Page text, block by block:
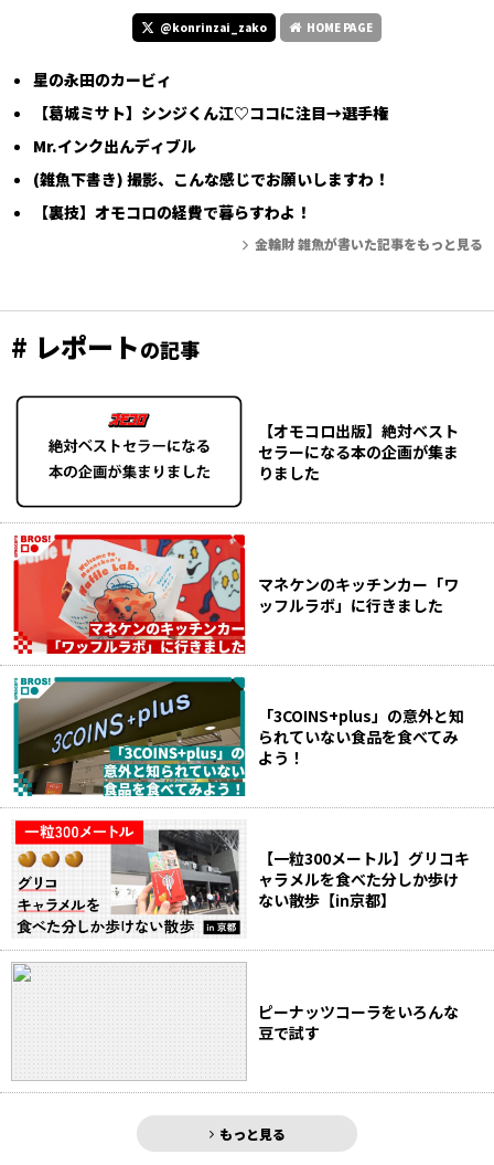
@konrinzai_zako HOME PAGE
星の永田のカービィ
【葛城ミサト】シンジくん江♡ココに注目→選手権
Mr.インク出んディブル
(雑魚下書き) 撮影、こんな感じでお願いしますわ！
【裏技】オモコロの経費で暮らすわよ！
金輪財 雑魚が書いた記事をもっと見る
# レポートの記事
【オモコロ出版】絶対ベスト
セラーになる本の企画が集ま
りました
マネケンのキッチンカー「ワ
ッフルラボ」に行きました
「3COINS+plus」の意外と知
られていない食品を食べてみ
よう！
【一粒300メートル】グリコキ
ャラメルを食べた分しか歩け
ない散歩【in京都】
ピーナッツコーラをいろんな
豆で試す
もっと見る